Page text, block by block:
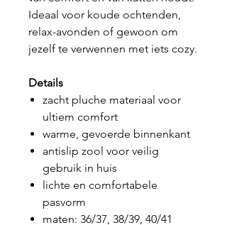
Ideaal voor koude ochtenden,
relax-avonden of gewoon om
jezelf te verwennen met iets cozy.
Details
zacht pluche materiaal voor
ultiem comfort
warme, gevoerde binnenkant
antislip zool voor veilig
gebruik in huis
lichte en comfortabele
pasvorm
maten: 36/37, 38/39, 40/41